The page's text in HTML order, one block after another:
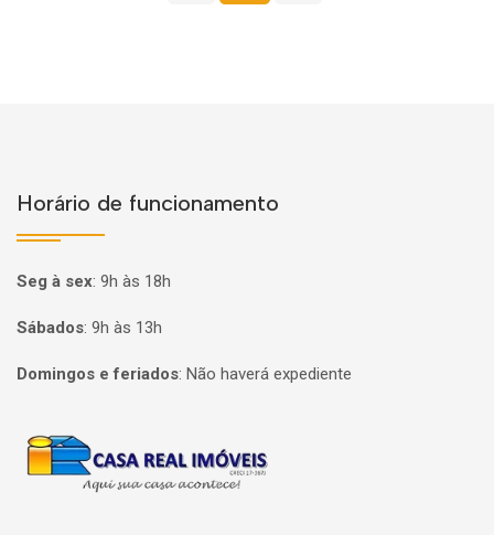
Horário de funcionamento
Seg à sex: 9h às 18h
Sábados: 9h às 13h
Domingos e feriados: Não haverá expediente
Página inicial